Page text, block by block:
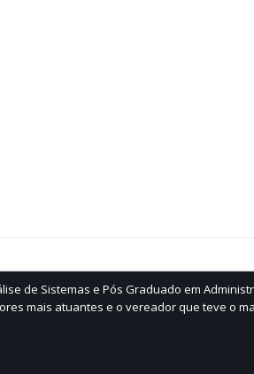
de Sistemas e Pós Graduado em
mais atuantes e o vereador que teve o